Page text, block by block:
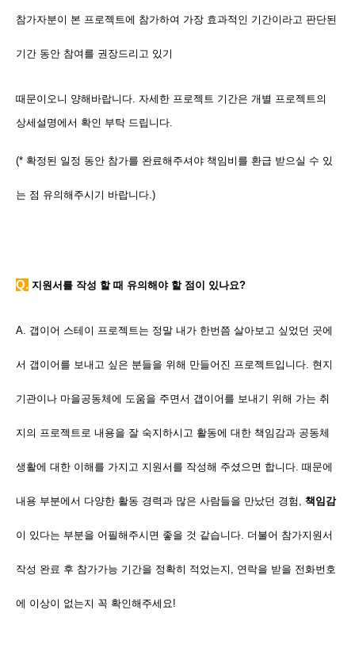
참가자분이 본 프로젝트에 참가하여 가장 효과적인 기간이라고 판단된
기간 동안 참여를 권장드리고 있기
때문이오니 양해바랍니다. 자세한 프로젝트 기간은 개별 프로젝트의
상세설명에서 확인 부탁 드립니다.
(* 확정된 일정 동안 참가를 완료해주셔야 책임비를 환급 받으실 수 있
는 점 유의해주시기 바랍니다.)
Q. 지원서를 작성 할 때 유의해야 할 점이 있나요?
A. 갭이어 스테이 프로젝트는 정말 내가 한번쯤 살아보고 싶었던 곳에
서 갭이어를 보내고 싶은 분들을 위해 만들어진 프로젝트입니다. 현지
기관이나 마을공동체에 도움을 주면서 갭이어를 보내기 위해 가는 취
지의 프로젝트로 내용을 잘 숙지하시고 활동에 대한 책임감과 공동체
생활에 대한 이해를 가지고 지원서를 작성해 주셨으면 합니다. 때문에
내용 부분에서 다양한 활동 경력과 많은 사람들을 만났던 경험, 책임감
이 있다는 부분을 어필해주시면 좋을 것 같습니다. 더불어 참가지원서
작성 완료 후 참가가능 기간을 정확히 적었는지, 연락을 받을 전화번호
에 이상이 없는지 꼭 확인해주세요!